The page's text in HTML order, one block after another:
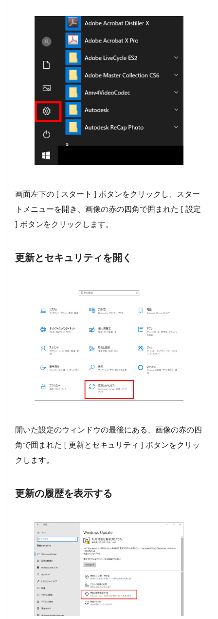
画面左下の [ スタート ] ボタンをクリックし、スター
トメニューを開き、画像の赤の四角で囲まれた [ 設定
] ボタンをクリックします。
更新とセキュリティを開く
開いた設定のウィンドウの最後にある、画像の赤の四
角で囲まれた [ 更新とセキュリティ ] ボタンをクリッ
クします。
更新の履歴を表示する